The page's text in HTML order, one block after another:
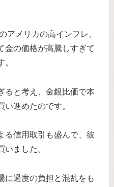
アメリカの高インフレ、
金の価格が高騰しすぎて
ると考え、金銀比価で本
進めたのです。
る信用取引も盛んで、彼
いました。
に過度の負担と混乱をも